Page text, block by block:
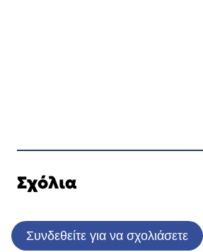
Σχόλια
Συνδεθείτε για να σχολιάσετε